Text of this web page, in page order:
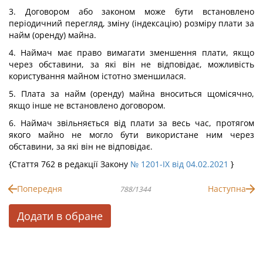
3. Договором або законом може бути встановлено
періодичний перегляд, зміну (індексацію) розміру плати за
найм (оренду) майна.
4. Наймач має право вимагати зменшення плати, якщо
через обставини, за які він не відповідає, можливість
користування майном істотно зменшилася.
5. Плата за найм (оренду) майна вноситься щомісячно,
якщо інше не встановлено договором.
6. Наймач звільняється від плати за весь час, протягом
якого майно не могло бути використане ним через
обставини, за які він не відповідає.
{Стаття 762 в редакції Закону № 1201-IX від 04.02.2021 }
Попередня 788/1344 Наступна
Додати в обране